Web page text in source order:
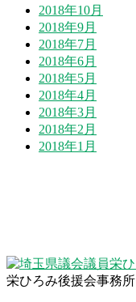
2018年10月
2018年9月
2018年7月
2018年6月
2018年5月
2018年4月
2018年3月
2018年2月
2018年1月
栄ひろみ後援会事務所